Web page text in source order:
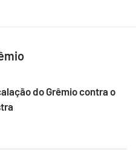
do Grêmio contra o